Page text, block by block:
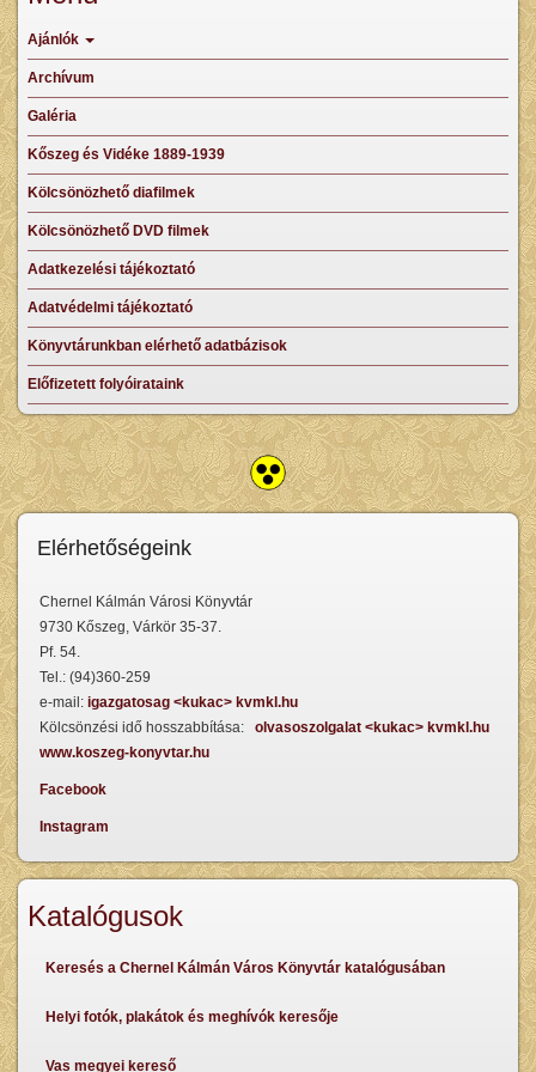
Ajánlók
Archívum
Galéria
Kőszeg és Vidéke 1889-1939
Kölcsönözhető diafilmek
Kölcsönözhető DVD filmek
Adatkezelési tájékoztató
Adatvédelmi tájékoztató
Könyvtárunkban elérhető adatbázisok
Előfizetett folyóirataink
Elérhetőségeink
Chernel Kálmán Városi Könyvtár
9730 Kőszeg, Várkör 35-37.
Pf. 54.
Tel.: (94)360-259
e-mail: igazgatosag <kukac> kvmkl.hu
Kölcsönzési idő hosszabbítása: olvasoszolgalat <kukac> kvmkl.hu
www.koszeg-konyvtar.hu
Facebook
Instagram
Katalógusok
Keresés a Chernel Kálmán Város Könyvtár katalógusában
Helyi fotók, plakátok és meghívók keresője
Vas megyei kereső